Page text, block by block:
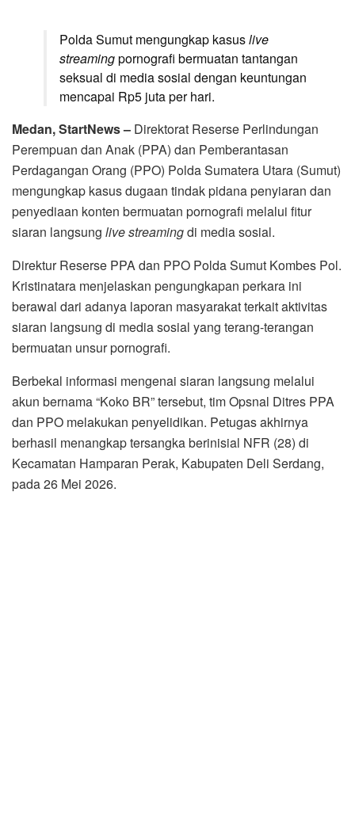
Polda Sumut mengungkap kasuslive
streamingpornografi bermuatan tantangan
seksual di media sosial dengan keuntungan
mencapai Rp5 juta per hari.
Medan, StartNews – Direktorat Reserse Perlindungan
Perempuan dan Anak (PPA) dan Pemberantasan
Perdagangan Orang (PPO) Polda Sumatera Utara (Sumut)
mengungkap kasus dugaan tindak pidana penyiaran dan
penyediaan konten bermuatan pornografi melalui fitur
siaran langsung live streamingdi media sosial.
Direktur Reserse PPA dan PPO Polda Sumut Kombes Pol.
Kristinatara menjelaskan pengungkapan perkara ini
berawal dari adanya laporan masyarakat terkait aktivitas
siaran langsung di media sosial yang terang-terangan
bermuatan unsur pornografi.
Berbekal informasi mengenai siaran langsung melalui
akun bernama “Koko BR” tersebut, tim Opsnal Ditres PPA
dan PPO melakukan penyelidikan. Petugas akhirnya
berhasil menangkap tersangka berinisial NFR (28) di
Kecamatan Hamparan Perak, Kabupaten Deli Serdang,
pada 26 Mei 2026.